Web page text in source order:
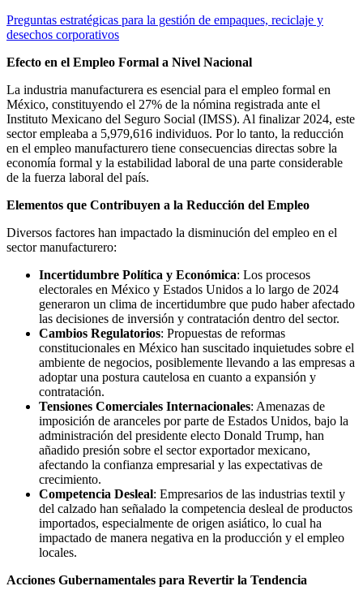
Preguntas estratégicas para la gestión de empaques, reciclaje y
desechos corporativos
Efecto en el Empleo Formal a Nivel Nacional
La industria manufacturera es esencial para el empleo formal en
México, constituyendo el 27% de la nómina registrada ante el
Instituto Mexicano del Seguro Social (IMSS). Al finalizar 2024, este
sector empleaba a 5,979,616 individuos. Por lo tanto, la reducción
en el empleo manufacturero tiene consecuencias directas sobre la
economía formal y la estabilidad laboral de una parte considerable
de la fuerza laboral del país.
Elementos que Contribuyen a la Reducción del Empleo
Diversos factores han impactado la disminución del empleo en el
sector manufacturero:
Incertidumbre Política y Económica: Los procesos
electorales en México y Estados Unidos a lo largo de 2024
generaron un clima de incertidumbre que pudo haber afectado
las decisiones de inversión y contratación dentro del sector.
Cambios Regulatorios: Propuestas de reformas
constitucionales en México han suscitado inquietudes sobre el
ambiente de negocios, posiblemente llevando a las empresas a
adoptar una postura cautelosa en cuanto a expansión y
contratación.
Tensiones Comerciales Internacionales: Amenazas de
imposición de aranceles por parte de Estados Unidos, bajo la
administración del presidente electo Donald Trump, han
añadido presión sobre el sector exportador mexicano,
afectando la confianza empresarial y las expectativas de
crecimiento.
Competencia Desleal: Empresarios de las industrias textil y
del calzado han señalado la competencia desleal de productos
importados, especialmente de origen asiático, lo cual ha
impactado de manera negativa en la producción y el empleo
locales.
Acciones Gubernamentales para Revertir la Tendencia